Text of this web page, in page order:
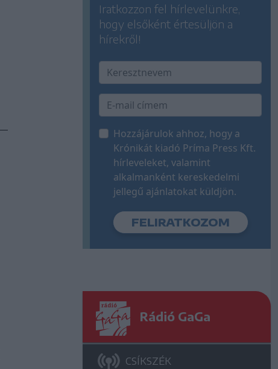
Iratkozzon fel hírlevelünkre,
hogy elsőként értesüljön a
hírekről!
Hozzájárulok ahhoz, hogy a
Krónikát kiadó Príma Press Kft.
hírleveleket, valamint
alkalmanként kereskedelmi
jellegű ajánlatokat küldjön.
Rádió GaGa
CSÍKSZÉK